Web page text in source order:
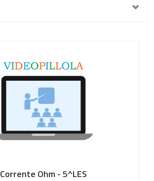
Corrente Ohm - 5^LES